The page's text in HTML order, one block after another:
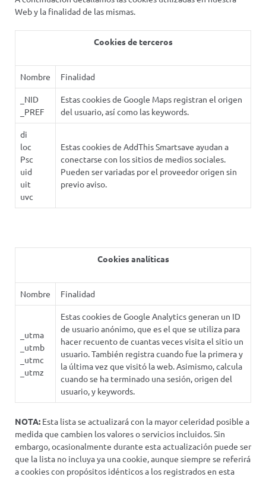
Web y la finalidad de las mismas.
Cookies de terceros
Nombre Finalidad
_NID
_PREF
Estas cookies de Google Maps registran el origen
del usuario, así como las keywords.
di
loc
Psc
uid
uit
uvc
Estas cookies de AddThis Smartsave ayudan a
conectarse con los sitios de medios sociales.
Pueden ser variadas por el proveedor origen sin
previo aviso.
Cookies analíticas
Nombre Finalidad
_utma
_utmb
_utmc
_utmz
Estas cookies de Google Analytics generan un ID
de usuario anónimo, que es el que se utiliza para
hacer recuento de cuantas veces visita el sitio un
usuario. También registra cuando fue la primera y
la última vez que visitó la web. Asimismo, calcula
cuando se ha terminado una sesión, origen del
usuario, y keywords.
NOTA: Esta lista se actualizará con la mayor celeridad posible a
medida que cambien los valores o servicios incluidos. Sin
embargo, ocasionalmente durante esta actualización puede ser
que la lista no incluya ya una cookie, aunque siempre se referirá
a cookies con propósitos idénticos a los registrados en esta